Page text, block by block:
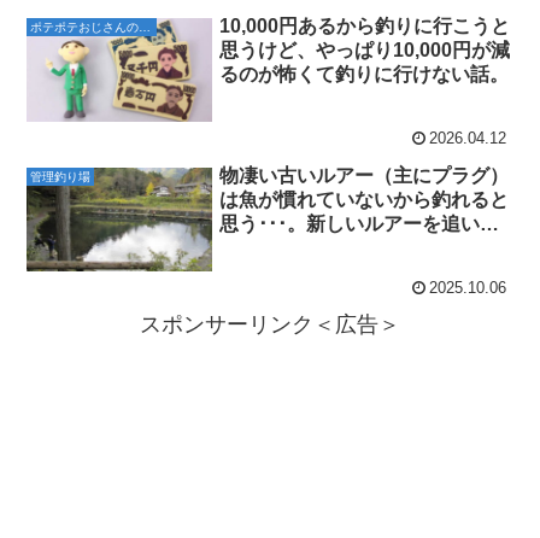
10,000円あるから釣りに行こうと
思うけど、やっぱり10,000円が減
るのが怖くて釣りに行けない話。
2026.04.12
管理釣り場
物凄い古いルアー（主にプラグ）
は魚が慣れていないから釣れると
思う･･･。新しいルアーを追いか
2025.10.06
スポンサーリンク＜広告＞